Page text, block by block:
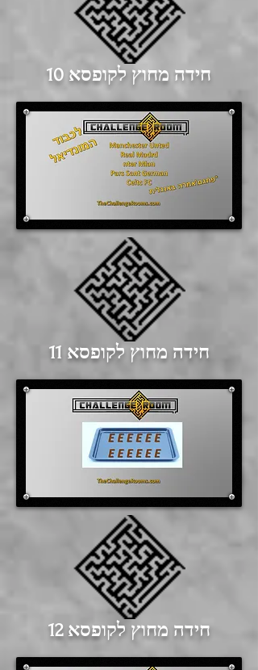
חידה מחוץ לקופסא 10
חידה מחוץ לקופסא 11
חידה מחוץ לקופסא 12